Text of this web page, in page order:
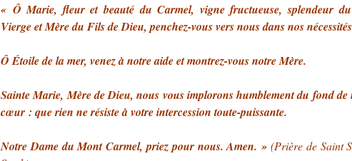
« Ô Marie, fleur et beauté du Carmel, vigne fructueuse, splendeur
Vierge et Mère du Fils de Dieu, penchez-vous vers nous dans nos
Ô Étoile de la mer, venez à notre aide et montrez-vous notre Mère.
Sainte Marie, Mère de Dieu, nous vous implorons humblement du fond de
cœur : que rien ne résiste à votre intercession toute-puissante.
Notre Dame du Mont Carmel, priez pour nous. Amen. » (Prière de Saint